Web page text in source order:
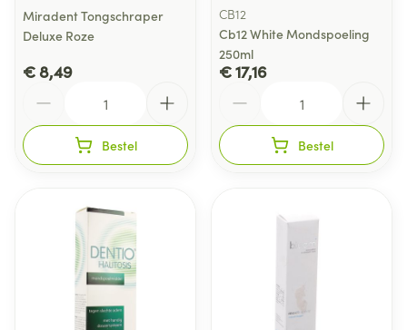
Miradent Tongschraper
Deluxe Roze
€ 8,49
Bestel
CB12
Cb12 White Mondspoeling
250ml
€ 17,16
Bestel